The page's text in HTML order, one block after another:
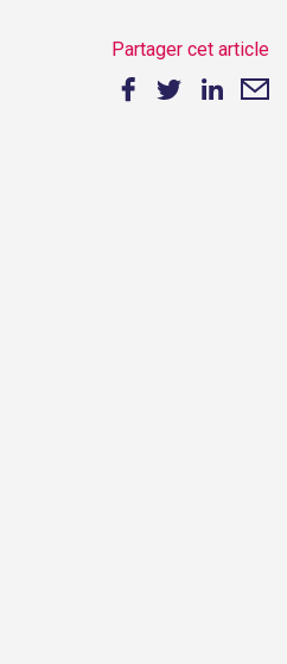
Partager cet article